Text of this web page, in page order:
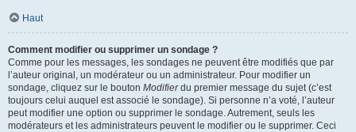
Haut
Comment modifier ou supprimer un sondage ?
Comme pour les messages, les sondages ne peuvent être modifiés que par
l’auteur original, un modérateur ou un administrateur. Pour modifier un
sondage, cliquez sur le bouton Modifierdu premier message du sujet (c’est
toujours celui auquel est associé le sondage). Si personne n’a voté, l’auteur
peut modifier une option ou supprimer le sondage. Autrement, seuls les
modérateurs et les administrateurs peuvent le modifier ou le supprimer. Ceci